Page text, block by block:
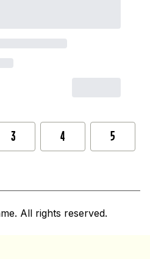
3 4 5
All rights reserved.